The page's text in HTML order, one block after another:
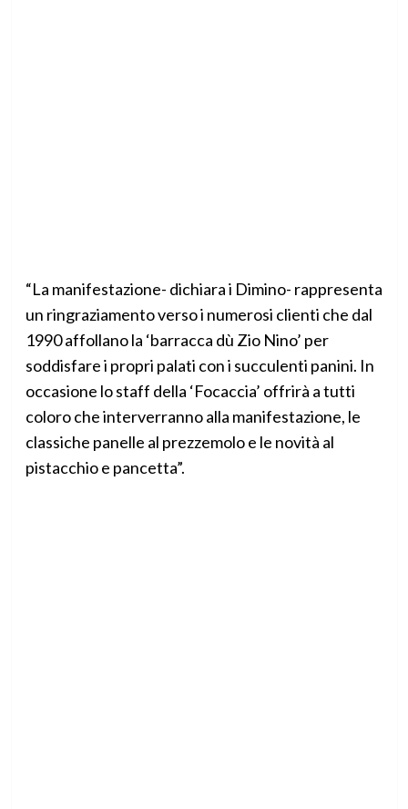
“La manifestazione- dichiara i Dimino- rappresenta
un ringraziamento verso i numerosi clienti che dal
1990 affollano la ‘barracca dù Zio Nino’ per
soddisfare i propri palati con i succulenti panini. In
occasione lo staff della ‘Focaccia’ offrirà a tutti
coloro che interverranno alla manifestazione, le
classiche panelle al prezzemolo e le novità al
pistacchio e pancetta”.